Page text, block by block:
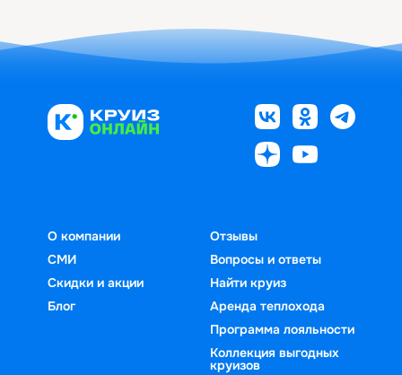
О компании
СМИ
Скидки и акции
Блог
Отзывы
Вопросы и ответы
Найти круиз
Аренда теплохода
Программа лояльности
Коллекция выгодных
круизов